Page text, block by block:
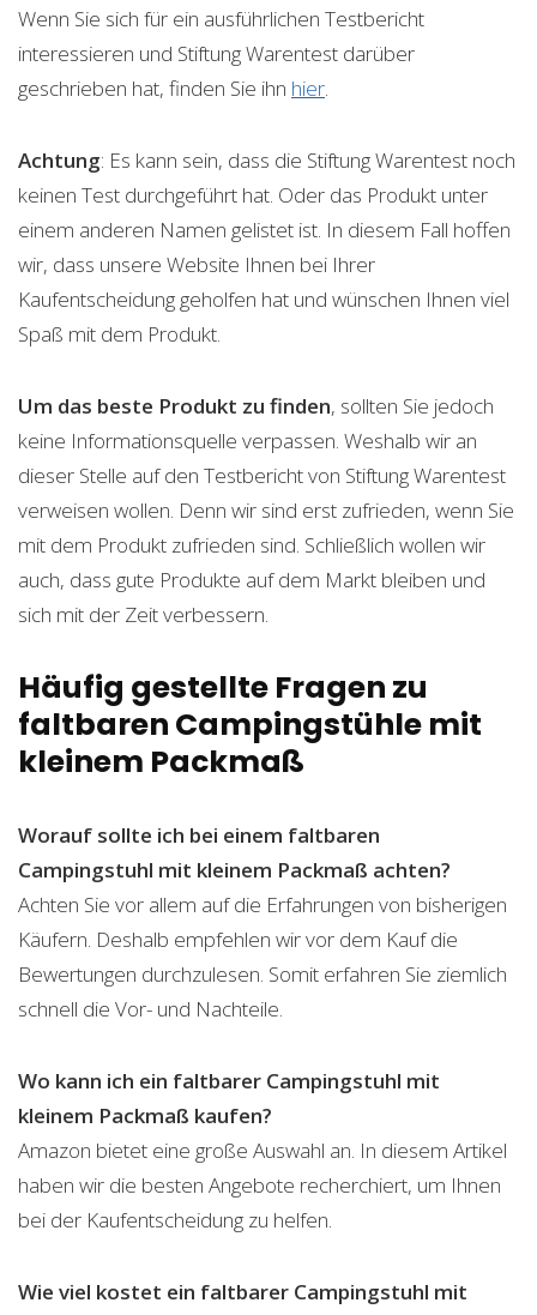
Wenn Sie sich für ein ausführlichen Testbericht
interessieren und Stiftung Warentest darüber
geschrieben hat, finden Sie ihn hier.
Achtung: Es kann sein, dass die Stiftung Warentest noch
keinen Test durchgeführt hat. Oder das Produkt unter
einem anderen Namen gelistet ist. In diesem Fall hoffen
wir, dass unsere Website Ihnen bei Ihrer
Kaufentscheidung geholfen hat und wünschen Ihnen viel
Spaß mit dem Produkt.
Um das beste Produkt zu finden, sollten Sie jedoch
keine Informationsquelle verpassen. Weshalb wir an
dieser Stelle auf den Testbericht von Stiftung Warentest
verweisen wollen. Denn wir sind erst zufrieden, wenn Sie
mit dem Produkt zufrieden sind. Schließlich wollen wir
auch, dass gute Produkte auf dem Markt bleiben und
sich mit der Zeit verbessern.
Häufig gestellte Fragen zu
faltbaren Campingstühle mit
kleinem Packmaß
Worauf sollte ich bei einem faltbaren
Campingstuhl mit kleinem Packmaß achten?
Achten Sie vor allem auf die Erfahrungen von bisherigen
Käufern. Deshalb empfehlen wir vor dem Kauf die
Bewertungen durchzulesen. Somit erfahren Sie ziemlich
schnell die Vor- und Nachteile.
Wo kann ich ein faltbarer Campingstuhl mit
kleinem Packmaß kaufen?
Amazon bietet eine große Auswahl an. In diesem Artikel
haben wir die besten Angebote recherchiert, um Ihnen
bei der Kaufentscheidung zu helfen.
Wie viel kostet ein faltbarer Campingstuhl mit